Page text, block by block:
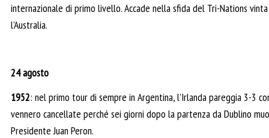
internazionale di primo livello. Accade nella sfida del Tri-Nations
l’Australia.
24 agosto
1952: nel primo tour di sempre in Argentina, l’Irlanda pareggia 3-3
vennero cancellate perché sei giorni dopo la partenza da Dublino
Presidente Juan Peron.